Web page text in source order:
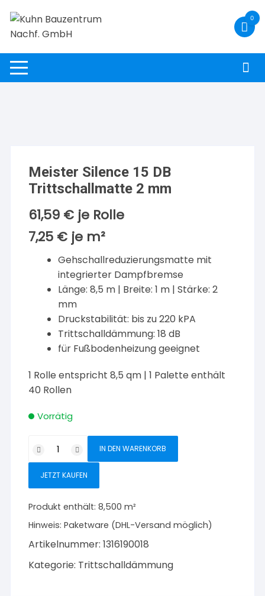
Inhalt
springen
0
Meister Silence 15 DB
Trittschallmatte 2 mm
61,59 € je Rolle
7,25 € je m²
Gehschallreduzierungsmatte mit
integrierter Dampfbremse
Länge: 8,5 m | Breite: 1 m | Stärke: 2
mm
Druckstabilität: bis zu 220 kPA
Trittschalldämmung: 18 dB
für Fußbodenheizung geeignet
1 Rolle entspricht 8,5 qm | 1 Palette enthält
40 Rollen
Vorrätig
Silence
2
mm
Menge
IN DEN WARENKORB
JETZT KAUFEN
Produkt enthält: 8,500m²
Hinweis:Paketware (DHL-Versand möglich)
Artikelnummer:1316190018
Kategorie: Trittschalldämmung